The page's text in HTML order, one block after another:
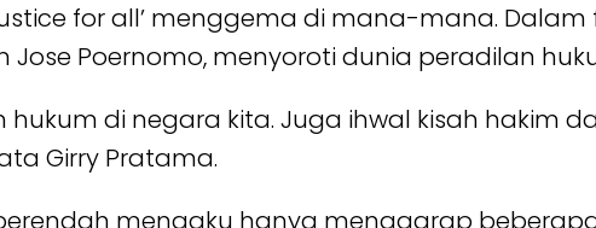
for all’ menggema di mana-mana. Dalam
Poernomo, menyoroti dunia peradilan
hukum di negara kita. Juga ihwal kisah hakim
Girry Pratama.
mengaku hanya menggarap